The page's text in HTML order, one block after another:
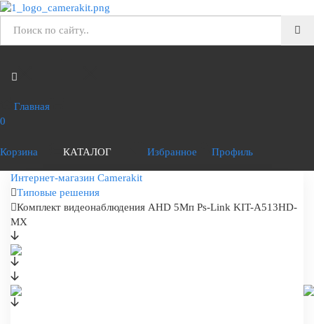
Главная
0
Корзина КАТАЛОГ Избранное Профиль
Интернет-магазин Camerakit
Типовые решения
Комплект видеонаблюдения AHD 5Мп Ps-Link KIT-A513HD-
MX